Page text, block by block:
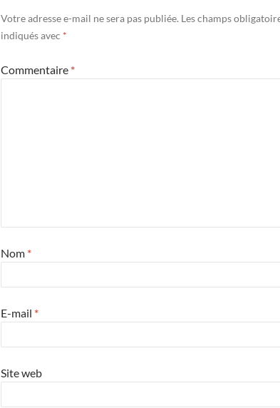
Votre adresse e-mail ne sera pas publiée. Les champs
indiqués avec *
Commentaire *
Nom *
E-mail *
Site web